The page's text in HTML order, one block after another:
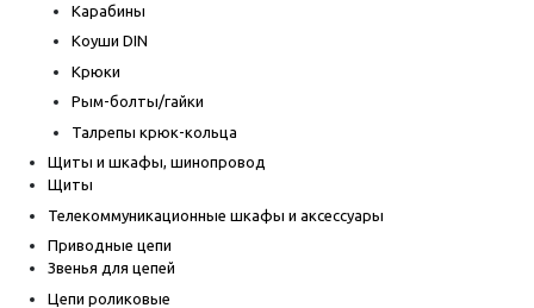
Карабины
Коуши DIN
Крюки
Рым-болты/гайки
Талрепы крюк-кольца
Щиты и шкафы, шинопровод
Щиты
Телекоммуникационные шкафы и аксессуары
Приводные цепи
Звенья для цепей
Цепи роликовые